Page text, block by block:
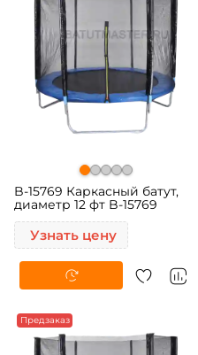
B-15769 Каркасный батут,
диаметр 12 фт B-15769
Узнать цену
Предзаказ